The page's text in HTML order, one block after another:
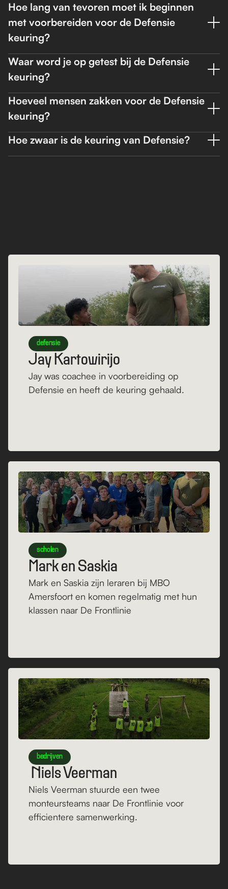
Hoe lang van tevoren moet ik beginnen
met voorbereiden voor de Defensie
keuring?
Waar word je op getest bij de Defensie
keuring?
Hoeveel mensen zakken voor de Defensie
keuring?
Hoe zwaar is de keuring van Defensie?
Ons verhaal
defensie
Jay Kartowirijo
Jay was coachee in voorbereiding op
Defensie en heeft de keuring gehaald.
scholen
Mark en Saskia
Mark en Saskia zijn leraren bij MBO
Amersfoort en komen regelmatig met hun
klassen naar De Frontlinie
bedrijven
Niels Veerman
Niels Veerman stuurde een twee
monteursteams naar De Frontlinie voor
efficientere samenwerking.